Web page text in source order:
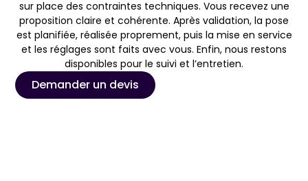
sur place des contraintes techniques. Vous recevez une
proposition claire et cohérente. Après validation, la pose
est planifiée, réalisée proprement, puis la mise en service
et les réglages sont faits avec vous. Enfin, nous restons
disponibles pour le suivi et l’entretien.
Demander un devis